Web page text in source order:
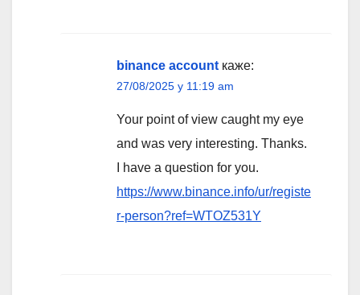
binance account каже:
27/08/2025 у 11:19 am
Your point of view caught my eye
and was very interesting. Thanks.
I have a question for you.
https://www.binance.info/ur/registe
r-person?ref=WTOZ531Y